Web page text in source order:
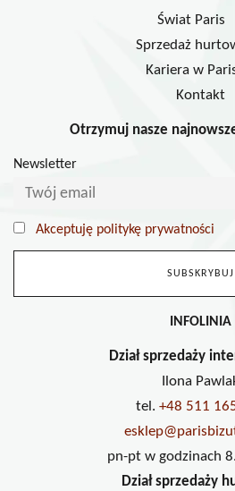
Świat Paris
Sprzedaż
Kariera w
Kontakt
Otrzymuj nasze
Newsletter
Akceptuję politykę prywatności
INFOLINIA
Dział sprzedaży
Ilona
tel. +48 511
pn-pt w godzinach
Dział sprzedaży